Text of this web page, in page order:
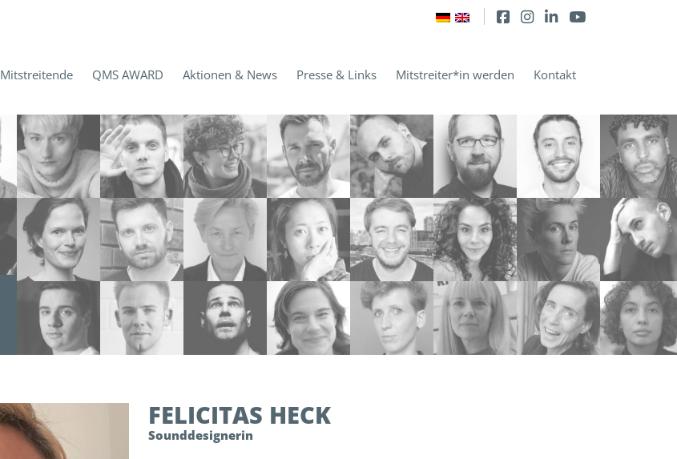
Mitstreitende QMS AWARD Aktionen & News Presse & Links Mitstreiter*in werden Kontakt
FELICITAS HECK
Sounddesignerin